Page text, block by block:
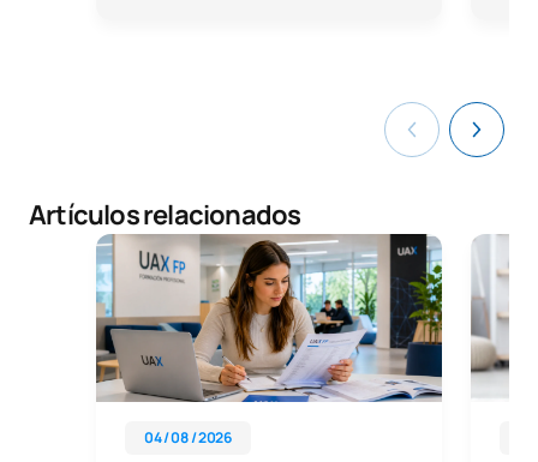
Artículos relacionados
04 / 08 / 2026